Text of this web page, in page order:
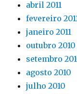
abril 2011
fevereiro
janeiro 2011
outubro 2010
setembro
agosto 2010
julho 2010